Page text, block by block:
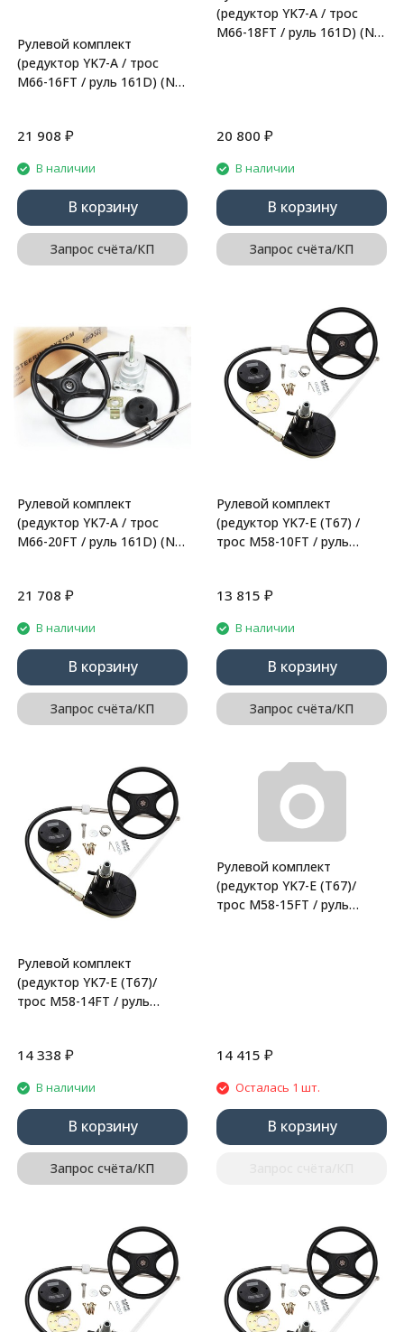
Рулевой комплект
(редуктор YK7-A / трос
M66-16FT / руль 161D) (N-
21 908 ₽
В наличии
В корзину
Запрос счёта/КП
(редуктор YK7-A / трос
M66-18FT / руль 161D) (N-
20 800 ₽
В наличии
В корзину
Запрос счёта/КП
Рулевой комплект
(редуктор YK7-A / трос
M66-20FT / руль 161D) (N-
21 708 ₽
В наличии
В корзину
Запрос счёта/КП
Рулевой комплект
(редуктор YK7-E (Т67) /
трос M58-10FT / руль
13 815 ₽
В наличии
В корзину
Запрос счёта/КП
Рулевой комплект
(редуктор YK7-E (Т67)/
трос M58-14FT / руль
14 338 ₽
В наличии
В корзину
Запрос счёта/КП
Рулевой комплект
(редуктор YK7-E (Т67)/
трос M58-15FT / руль
14 415 ₽
Осталась 1 шт.
В корзину